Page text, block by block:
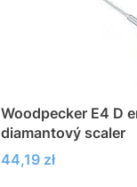
Woodpecker E4 D
diamantový scaler
Cena
44,19 zł